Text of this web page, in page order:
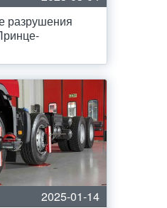
разрушения
2025-01-14